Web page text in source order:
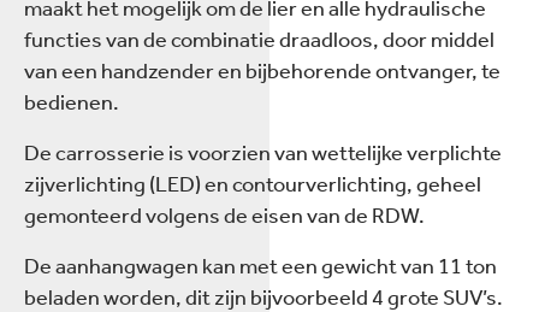
maakt het mogelijk om de lier en alle hydraulische
functies van de combinatie draadloos, door middel
van een handzender en bijbehorende ontvanger, te
bedienen.
De carrosserie is voorzien van wettelijke verplichte
zijverlichting (LED) en contourverlichting, geheel
gemonteerd volgens de eisen van de RDW.
De aanhangwagen kan met een gewicht van 11 ton
beladen worden, dit zijn bijvoorbeeld 4 grote SUV’s.